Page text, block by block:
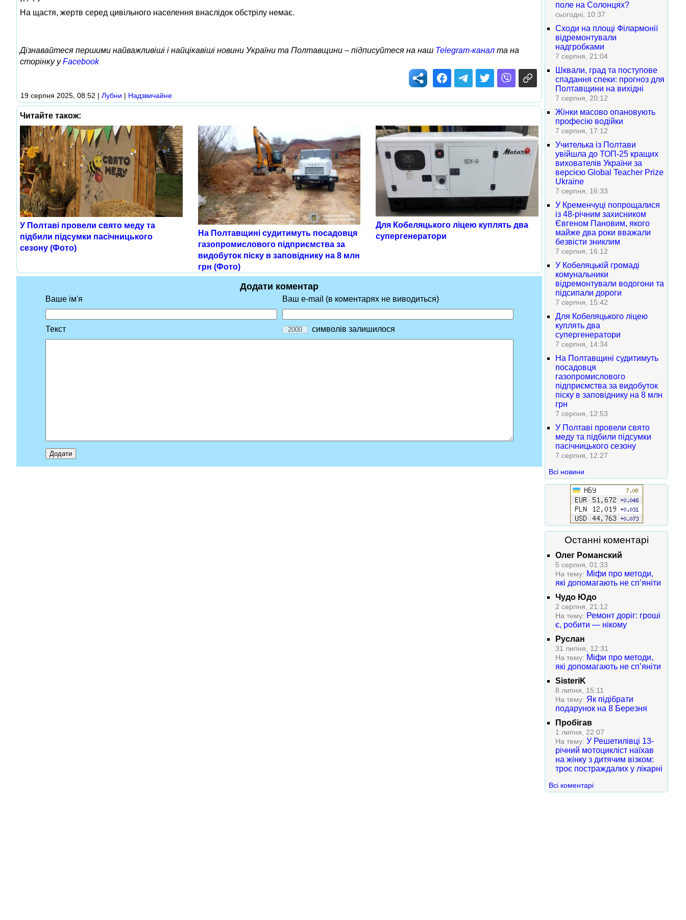
На щастя, жертв серед цивільного населення внаслідок обстрілу немає.
Дізнавайтеся першими найважливіші і найцікавіші новини України та Полтавщини – підписуйтеся на наш Telegram-канал та на
сторінку уFacebook
19 серпня 2025, 08:52 | Лубни | Надзвичайне
Читайте також:
У Полтаві провели свято меду та
підбили підсумки пасічницького
сезону (Фото)
На Полтавщині судитимуть посадовця
газопромислового підприємства за
видобуток піску в заповіднику на 8 млн
грн (Фото)
Для Кобеляцького ліцею куплять два
супергенератори
Додати коментар
Ваше ім'я Ваш e-mail (в коментарях не виводиться)
Текст символів залишилося
поле на Солонцях?
сьогодні, 10:37
Сходи на площі Філармонії
відремонтували
надгробками
7 серпня, 21:04
Шквали, град та поступове
спадання спеки: прогноз для
Полтавщини на вихідні
7 серпня, 20:12
Жінки масово опановують
професію водійки
7 серпня, 17:12
Учителька із Полтави
увійшла до ТОП-25 кращих
вихователів України за
версією Global Teacher Prize
Ukraine
7 серпня, 16:33
У Кременчуці попрощалися
із 48-річним захисником
Євгеном Пановим, якого
майже два роки вважали
безвісти зниклим
7 серпня, 16:12
У Кобеляцькій громаді
комунальники
відремонтували водогони та
підсипали дороги
7 серпня, 15:42
Для Кобеляцького ліцею
куплять два
супергенератори
7 серпня, 14:34
На Полтавщині судитимуть
посадовця
газопромислового
підприємства за видобуток
піску в заповіднику на 8 млн
грн
7 серпня, 12:53
У Полтаві провели свято
меду та підбили підсумки
пасічницького сезону
7 серпня, 12:27
Всі новини
Останні коментарі
Олег Романский
5 серпня, 01:33
На тему: Міфи про методи,
які допомагають не сп’яніти
Чудо Юдо
2 серпня, 21:12
На тему: Ремонт доріг: гроші
є, робити — нікому
Руслан
31 липня, 12:31
На тему: Міфи про методи,
які допомагають не сп’яніти
SisteriK
8 липня, 15:11
На тему: Як підібрати
подарунок на 8 Березня
Пробігав
1 липня, 22:07
На тему: У Решетилівці 13-
річний мотоцикліст наїхав
на жінку з дитячим візком:
троє постраждалих у лікарні
Всі коментарі